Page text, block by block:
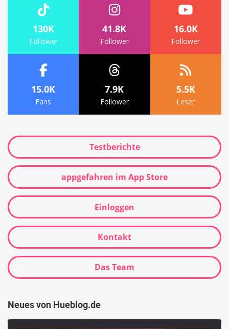
130K
Follower
41.8K
Follower
16.0K
Follower
15.0K
Fans
7.9K
Follower
5.5K
Leser
Testberichte
appgefahren im App Store
Einloggen
Kontakt
Das Team
Neues von Hueblog.de